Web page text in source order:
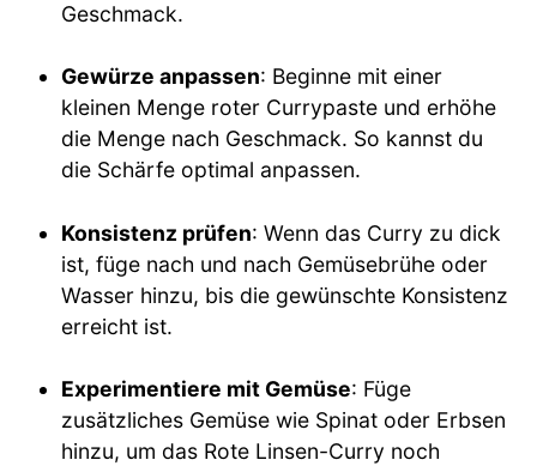
Geschmack.
Gewürze anpassen: Beginne mit einer
kleinen Menge roter Currypaste und erhöhe
die Menge nach Geschmack. So kannst du
die Schärfe optimal anpassen.
Konsistenz prüfen: Wenn das Curry zu dick
ist, füge nach und nach Gemüsebrühe oder
Wasser hinzu, bis die gewünschte Konsistenz
erreicht ist.
Experimentiere mit Gemüse: Füge
zusätzliches Gemüse wie Spinat oder Erbsen
hinzu, um das Rote Linsen-Curry noch